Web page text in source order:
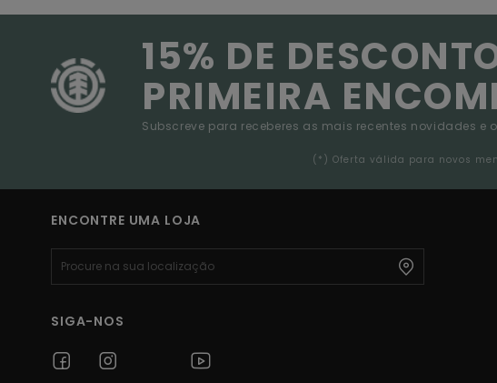
15% DE
PRIMEIRA
Subscreve para receberes as mais recentes novidades e
(*) Oferta válida para novos
ENCONTRE UMA LOJA
SIGA-NOS